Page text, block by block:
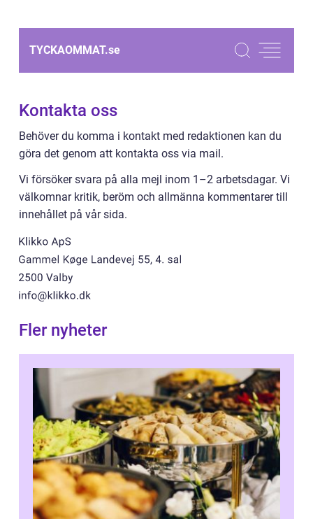
TYCKAOMMAT.se
Kontakta oss
Behöver du komma i kontakt med redaktionen kan du
göra det genom att kontakta oss via mail.
Vi försöker svara på alla mejl inom 1–2 arbetsdagar. Vi
välkomnar kritik, beröm och allmänna kommentarer till
innehållet på vår sida.
Fler nyheter